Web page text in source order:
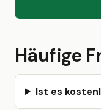
Häufige
Ist es